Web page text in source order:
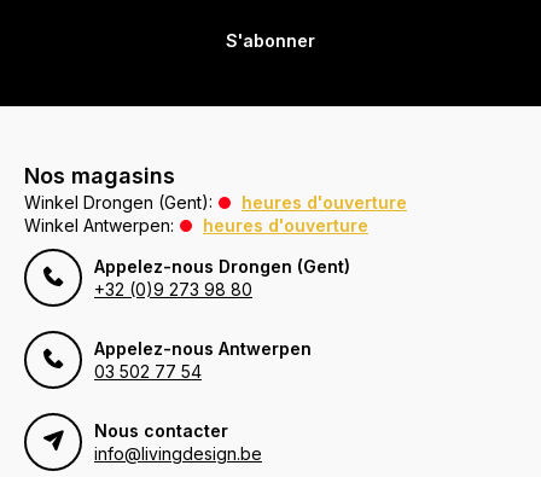
S'abonner
Nos magasins
Winkel Drongen (Gent):
heures d'ouverture
Winkel Antwerpen:
heures d'ouverture
Appelez-nous Drongen (Gent)
+32 (0)9 273 98 80
Appelez-nous Antwerpen
03 502 77 54
Nous contacter
info@livingdesign.be